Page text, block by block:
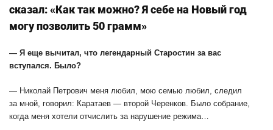
сказал: «Как так можно? Я себе на Новый год
могу позволить 50 грамм»
— Я еще вычитал, что легендарный Старостин за вас
вступался. Было?
— Николай Петрович меня любил, мою семью любил, следил
за мной, говорил: Каратаев — второй Черенков. Было собрание,
когда меня хотели отчислить за нарушение режима…